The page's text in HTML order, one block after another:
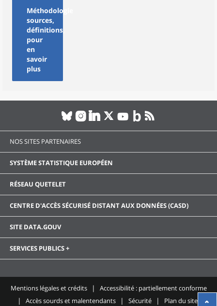
Méthodologie,
sources,
définitions,
pour
en
savoir
plus
NOS SITES PARTENAIRES
SYSTÈME STATISTIQUE EUROPÉEN
RÉSEAU QUETELET
CENTRE D'ACCÈS SÉCURISÉ DISTANT AUX DONNÉES (CASD)
SITE DATA.GOUV
SERVICES PUBLICS +
Mentions légales et crédits
Accessibilité : partiellement conforme
Accès sourds et malentendants
Sécurité Plan du site